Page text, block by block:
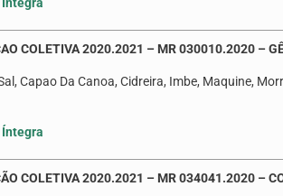
COLETIVA 2020.2021 – MR 030010.2020 –
Capao Da Canoa, Cidreira, Imbe, Maquine,
Íntegra
COLETIVA 2020.2021 – MR 034041.2020 –